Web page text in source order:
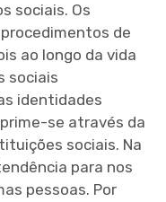
sociais. Os
de
ao longo da vida
sociais
identidades
se através da
sociais. Na
para nos
pessoas. Por